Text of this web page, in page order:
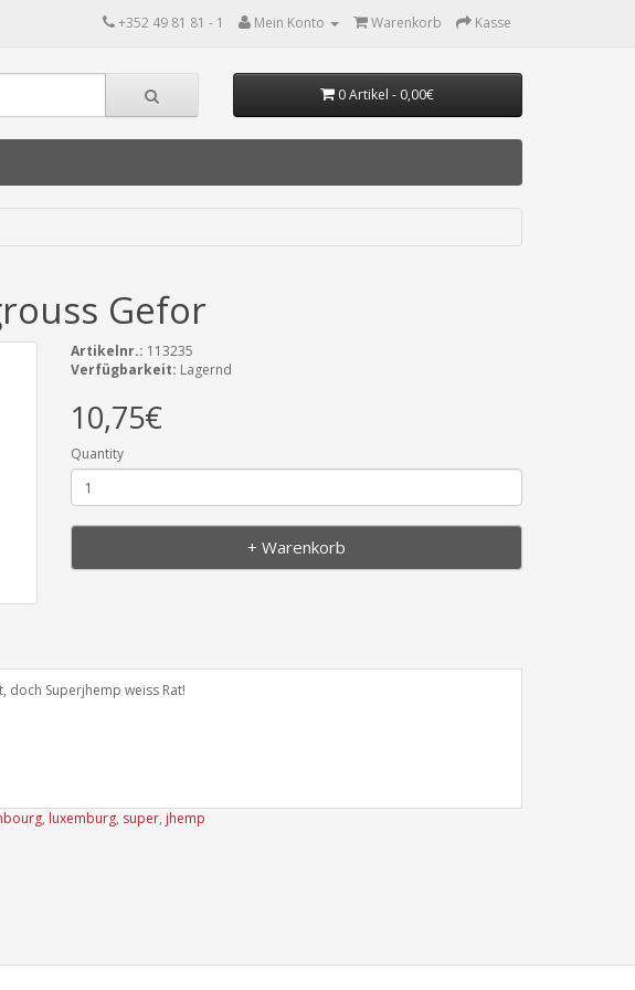
+352 49 81 81 - 1 Mein Konto Warenkorb Kasse
0 Artikel - 0,00€
Gefor
Artikelnr.: 113235
Verfügbarkeit: Lagernd
10,75€
Quantity
+ Warenkorb
doch Superjhemp weiss Rat!
, luxemburg, super, jhemp